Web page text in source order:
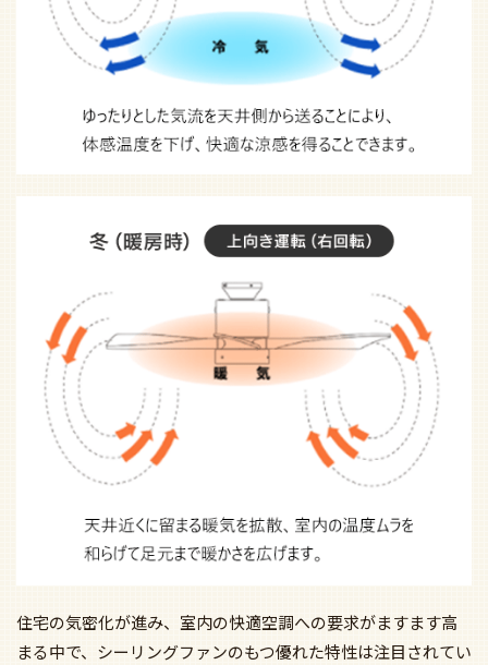
住宅の気密化が進み、室内の快適空調への要求がますます高
まる中で、シーリングファンのもつ優れた特性は注目されてい